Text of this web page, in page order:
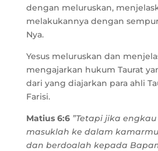
dengan meluruskan,
melakukannya dengan
Nya.
Yesus meluruskan dan
mengajarkan hukum Taurat
dari yang diajarkan para ahli
Farisi.
Matius 6:6 ”Tetapi jika
masuklah ke dalam
dan berdoalah kepada